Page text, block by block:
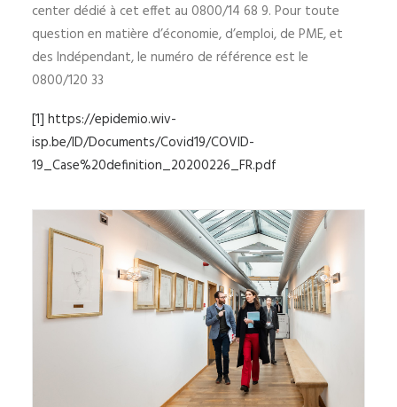
center dédié à cet effet au 0800/14 68 9. Pour toute
question en matière d’économie, d’emploi, de PME, et
des Indépendant, le numéro de référence est le
0800/120 33
[1] https://epidemio.wiv-
isp.be/ID/Documents/Covid19/COVID-
19_Case%20definition_20200226_FR.pdf